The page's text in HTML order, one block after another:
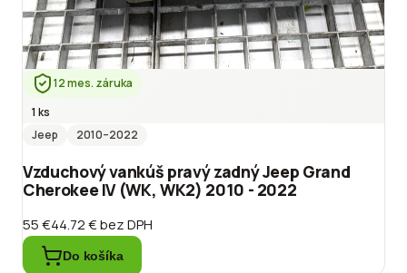
12 mes. záruka
1 ks
Jeep
2010–2022
Vzduchový vankúš pravý zadný Jeep Grand
Cherokee IV (WK, WK2) 2010 - 2022
55 €44.72 €bez DPH
Do košíka